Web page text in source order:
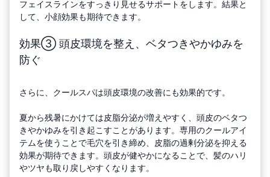
フェイスラインをすっきり見せるサポートをします。結果と
して、小顔効果も期待できます。
効果③ 頭皮環境を整え、ベタつきやかゆみを
防ぐ
さらに、クールスパは頭皮環境の改善にも効果的です。
夏から残暑にかけては皮脂分泌が増えやすく、頭皮のベタつ
きやかゆみを引き起こすことがあります。専用のクールアイ
テムを使うことで毛穴を引き締め、皮脂の過剰分泌を抑える
効果が期待できます。頭皮が健やかになることで、髪のハリ
やツヤも取り戻しやすくなります。